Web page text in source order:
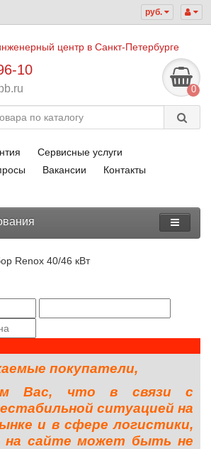
руб.
10
0
Сервисные услуги
Вакансии
Контакты
Renox 40/46 кВт
покупатели,
Вас, что в связи с
ситуацией на
и в сфере логистики,
на сайте может быть не